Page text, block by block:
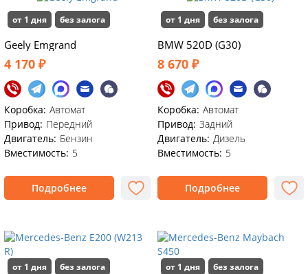
от 1 дня без залога
Geely Emgrand
4 170 ₽
Коробка: Автомат
Привод: Передний
Двигатель: Бензин
Вместимость: 5
Подробнее
от 1 дня без залога
BMW 520D (G30)
8 670 ₽
Коробка: Автомат
Привод: Задний
Двигатель: Дизель
Вместимость: 5
Подробнее
от 1 дня без залога от 1 дня без залога